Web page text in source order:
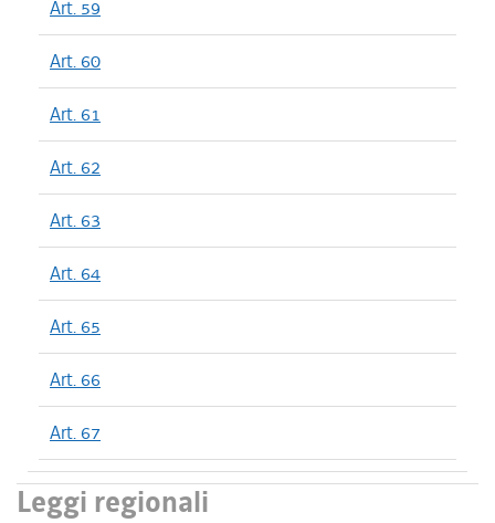
Art. 59
Art. 60
Art. 61
Art. 62
Art. 63
Art. 64
Art. 65
Art. 66
Art. 67
Leggi regionali